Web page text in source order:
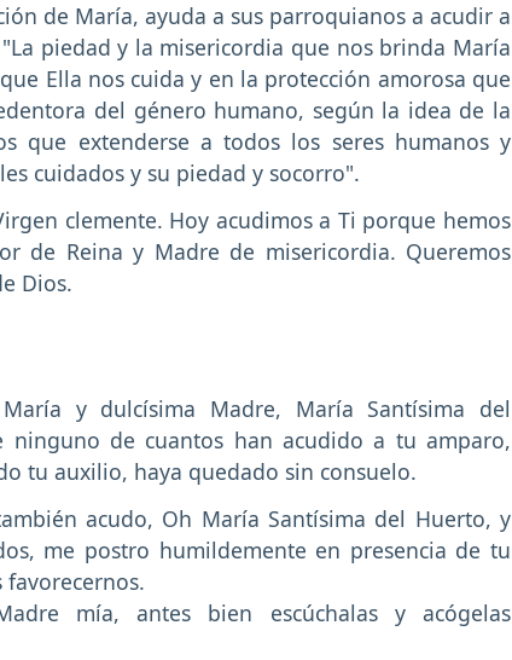
de María, ayuda a sus parroquianos a acudir a
piedad y la misericordia que nos brinda María
Ella nos cuida y en la protección amorosa que
del género humano, según la idea de la
que extenderse a todos los seres humanos y
cuidados y su piedad y socorro".
clemente. Hoy acudimos a Ti porque hemos
de Reina y Madre de misericordia. Queremos
Dios.
y dulcísima Madre, María Santísima del
de cuantos han acudido a tu amparo,
tu auxilio, haya quedado sin consuelo.
acudo, Oh María Santísima del Huerto, y
me postro humildemente en presencia de tu
mía, antes bien escúchalas y acógelas